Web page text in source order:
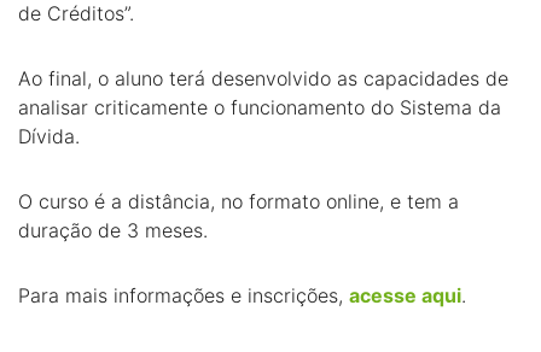
de Créditos”.
Ao final, o aluno terá desenvolvido as capacidades de
analisar criticamente o funcionamento do Sistema da
Dívida.
O curso é a distância, no formato online, e tem a
duração de 3 meses.
Para mais informações e inscrições, acesse aqui.